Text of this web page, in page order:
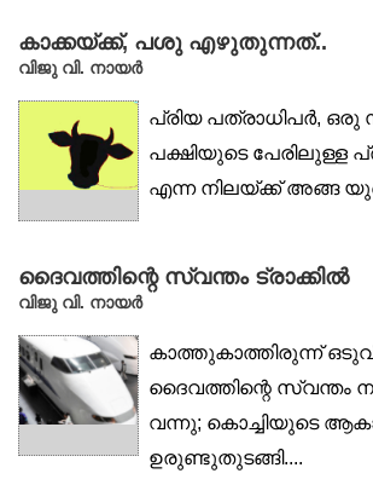
കാക്കയ്ക്ക്, പശു എഴുതുന്നത്..
വിജു വി. നായര്‍
പ്രിയ പത്രാധിപർ, ഒരു
പക്ഷിയുടെ പേരിലുള്ള
എന്ന നിലയ്ക്ക് അങ്ങ
ദൈവത്തിന്റെ സ്വന്തം ട്രാക്കിൽ
വിജു വി. നായർ
കാത്തുകാത്തിരുന്ന്
ദൈവത്തിന്റെ സ്വന്തം
വന്നു; കൊച്ചിയുടെ
ഉരുണ്ടുതുടങ്ങി....